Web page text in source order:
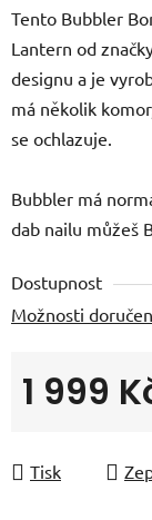
Tento Bubbler
Lantern od
designu a je
má několik
se ochlazuje.
Bubbler má
dab nailu můžeš
Dostupnost
Možnosti
1 999
Tisk